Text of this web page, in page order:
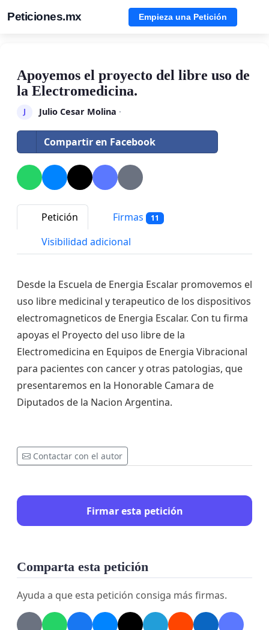
Peticiones.mx Empieza una Petición
Apoyemos el proyecto del libre uso de
la Electromedicina.
J Julio Cesar Molina ·
Compartir en Facebook
Petición Firmas 11
Visibilidad adicional
Desde la Escuela de Energia Escalar promovemos el
uso libre medicinal y terapeutico de los dispositivos
electromagneticos de Energia Escalar. Con tu firma
apoyas el Proyecto del uso libre de la
Electromedicina en Equipos de Energia Vibracional
para pacientes con cancer y otras patologias, que
presentaremos en la Honorable Camara de
Diputados de la Nacion Argentina.
Contactar con el autor
Firmar esta petición
Comparta esta petición
Ayuda a que esta petición consiga más firmas.